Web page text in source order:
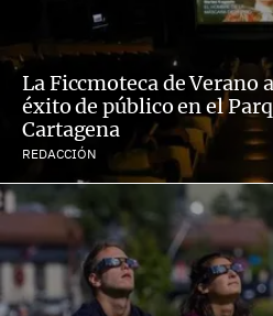
La Ficcmoteca de Verano
éxito de público en el
Cartagena
REDACCIÓN